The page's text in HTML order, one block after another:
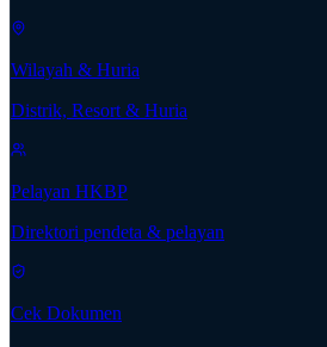
Wilayah & Huria
Distrik, Resort & Huria
Pelayan HKBP
Direktori pendeta & pelayan
Cek Dokumen